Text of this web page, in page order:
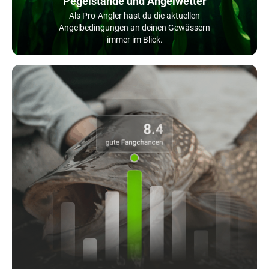
Als Pro-Angler hast du die aktuellen
Angelbedingungen an deinen Gewässern
immer im Blick.